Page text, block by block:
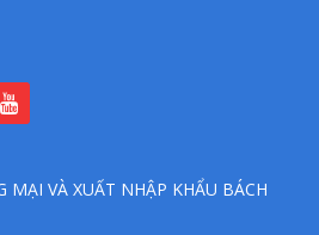
MẠI VÀ XUẤT NHẬP KHẨU BÁCH